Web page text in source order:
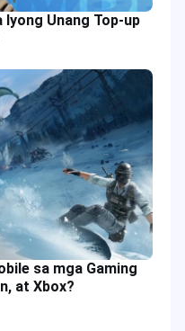
Iyong Unang Top-up
sa mga Gaming
at Xbox?